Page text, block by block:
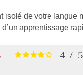
isolé de votre langue
apprentissage
4 / 5